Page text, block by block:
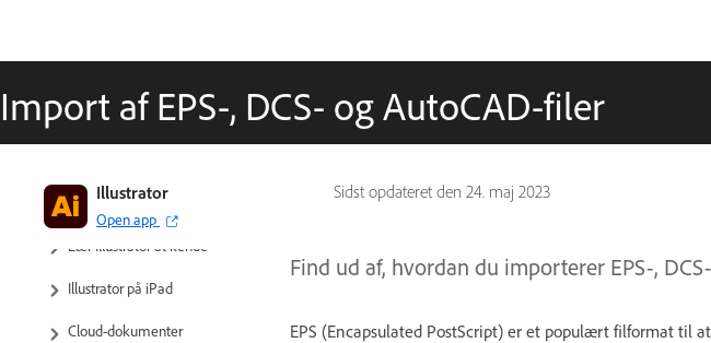
Import af EPS-, DCS- og AutoCAD-filer
Sidst opdateret den 24. maj 2023
Illustrator
Open app
Lær Illustrator at kende
Illustrator på iPad
Cloud-dokumenter
Find ud af, hvordan du importerer EPS-,
EPS (Encapsulated PostScript) er et populært filformat til